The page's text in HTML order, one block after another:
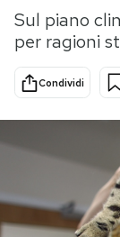
Tecnologia
Internet
Scienza
Cultura
Economia
PODCAST
Sul piano
per ragioni
Condividi